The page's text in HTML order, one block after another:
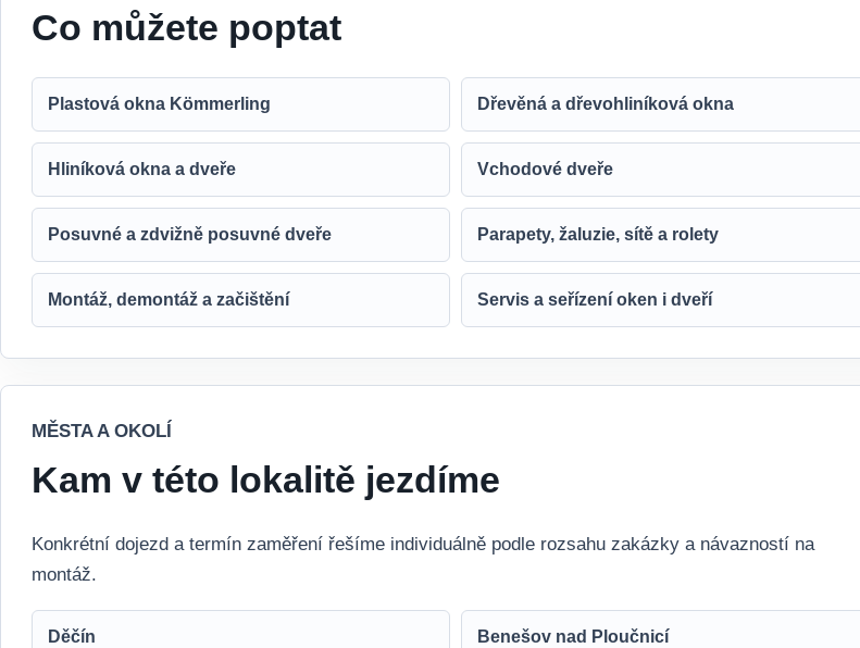
Co můžete poptat
Plastová okna Kömmerling Dřevěná a dřevohliníková okna
Hliníková okna a dveře Vchodové dveře
Posuvné a zdvižně posuvné dveře Parapety, žaluzie, sítě a rolety
Montáž, demontáž a začištění Servis a seřízení oken i dveří
MĚSTA A OKOLÍ
Kam v této lokalitě jezdíme
Konkrétní dojezd a termín zaměření řešíme individuálně podle rozsahu zakázky a návazností na
montáž.
Děčín Benešov nad Ploučnicí